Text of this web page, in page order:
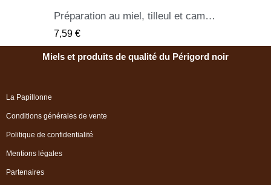
QUICK VIEW Préparation au miel, tilleul et camomille 240 gr
7,59 €
Miels et produits de qualité du Périgord noir
La Papillonne
Conditions générales de vente
Politique de confidentialité
Mentions légales
Partenaires